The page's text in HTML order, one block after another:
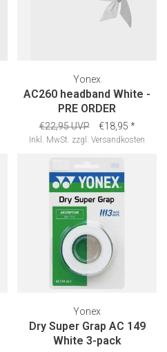
Yonex
AC260 headband White -
PRE ORDER
€22,95 UVP €18,95 *
Inkl. MwSt. zzgl. Versandkosten
Yonex
Dry Super Grap AC 149
White 3-pack